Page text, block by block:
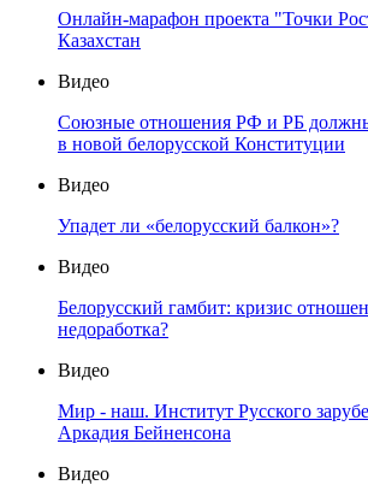
Онлайн-марафон проекта "Точки
Казахстан
Видео
Союзные отношения РФ и РБ
в новой белорусской Конституции
Видео
Упадет ли «белорусский балкон»?
Видео
Белорусский гамбит: кризис
недоработка?
Видео
Мир - наш. Институт Русского
Аркадия Бейненсона
Видео